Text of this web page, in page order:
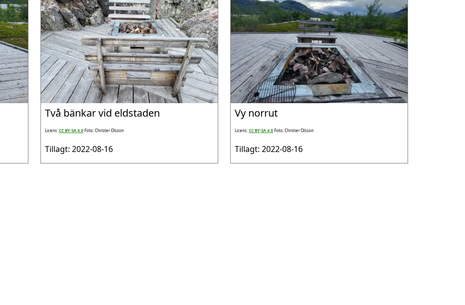
Två bänkar vid eldstaden
Licens:CC BY-SA 4.0Foto: Christer Olsson
Tillagt: 2022-08-16
Vy norrut
Licens:CC BY-SA 4.0Foto: Christer Olsson
Tillagt: 2022-08-16